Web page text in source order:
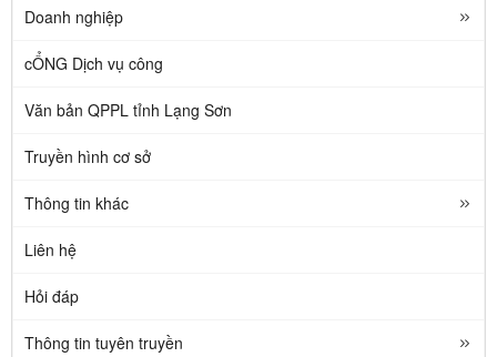
Doanh nghiệp
cỔNG Dịch vụ công
Văn bản QPPL tỉnh Lạng Sơn
Truyền hình cơ sở
Thông tin khác
Liên hệ
Hỏi đáp
Thông tin tuyên truyền